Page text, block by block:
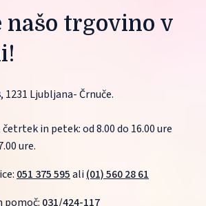
našo trgovino v
, 1231 Ljubljana- Črnuče.
in petek: od 8.00 do 16.00 ure
ure.
051 375 595 ali (01) 560 28 61
pomoč: 031/424-117